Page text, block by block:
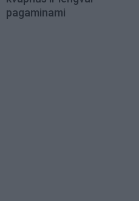
pagaminami